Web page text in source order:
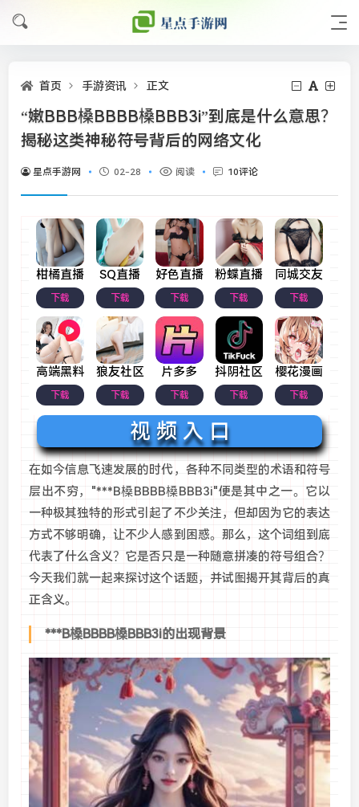
首页 手游资讯 正文
“嫩BBB槡BBBB槡BBB3i”到底是什么意思？
揭秘这类神秘符号背后的网络文化
星点手游网 02-28 阅读 10评论
柑橘直播
下载
SQ直播
下载
好色直播
下载
粉蝶直播
下载
同城交友
下载
高端黑料
下载
狼友社区
下载
片多多
下载
抖阴社区
下载
樱花漫画
下载
视 频 入 口
在如今信息飞速发展的时代，各种不同类型的术语和符号
层出不穷，"***B槡BBBB槡BBB3i"便是其中之一。它以
一种极其独特的形式引起了不少关注，但却因为它的表达
方式不够明确，让不少人感到困惑。那么，这个词组到底
代表了什么含义？它是否只是一种随意拼凑的符号组合？
今天我们就一起来探讨这个话题，并试图揭开其背后的真
正含义。
***B槡BBBB槡BBB3i的出现背景